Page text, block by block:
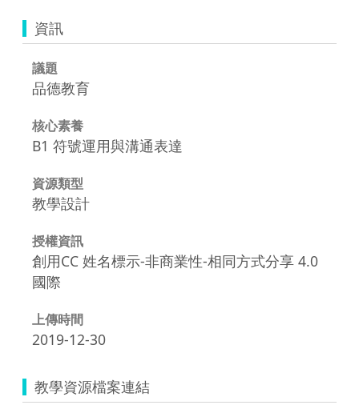
資訊
議題
品德教育
核心素養
B1 符號運用與溝通表達
資源類型
教學設計
授權資訊
創用CC 姓名標示-非商業性-相同方式分享 4.0
國際
上傳時間
2019-12-30
教學資源檔案連結